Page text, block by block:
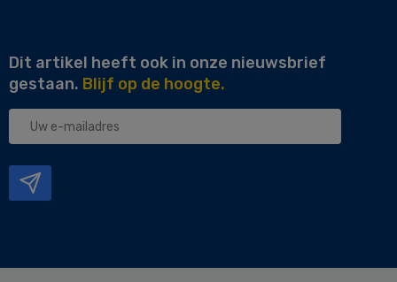
Dit artikel heeft ook in onze nieuwsbrief
gestaan. Blijf op de hoogte.
Uw